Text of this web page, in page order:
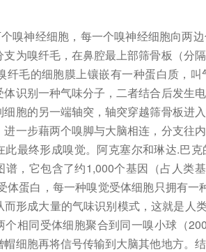
嗅神经细胞，每一个嗅神经细胞向两
支为嗅纤毛，在鼻腔最上部筛骨板（分
纤毛的细胞膜上镶嵌有一种蛋白质，
体识别一种气味分子，二者结合后发生
细胞的另一端轴突，轴突穿越筛骨板进
进一步藉两个嗅脚与大脑相连，分支往
此最终形成嗅觉。阿克塞尔和琳达.巴
谱，它包含了约1,000个基因（占人类
体蛋白，每一种嗅觉受体细胞只拥有一
而形成大量的气味识别模式，这就是人
个相同受体细胞聚合到同一嗅小球（
帽细胞再将信号传输到大脑其他地方。